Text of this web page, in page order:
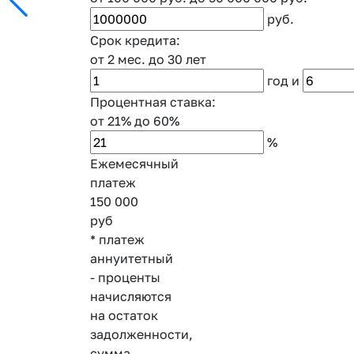
руб.
Срок кредита:
от 2 мес. до 30 лет
год и
Процентная ставка:
от 21% до 60%
%
Ежемесячный
платеж
150 000
руб
* платеж
аннуитетный
- проценты
начисляются
на остаток
задолженности,